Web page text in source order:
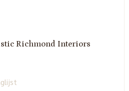
Richmond Interiors